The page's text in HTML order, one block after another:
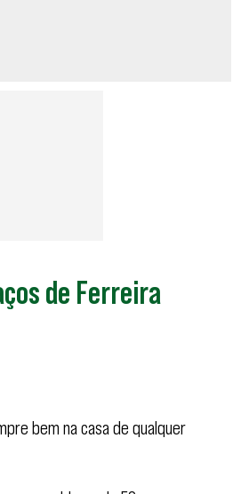
de Ferreira
bem na casa de qualquer